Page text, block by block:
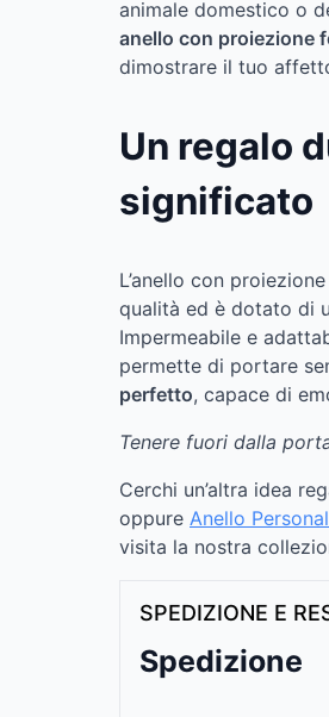
animale domestico o
anello con proiezione
dimostrare il tuo
Un regalo
significato
L’anello con
qualità ed è dotato di
Impermeabile e
permette di portare
perfetto, capace di
Tenere fuori dalla
Cerchi un’altra idea
oppure Anello
visita la nostra
SPEDIZIONE E
Spedizione